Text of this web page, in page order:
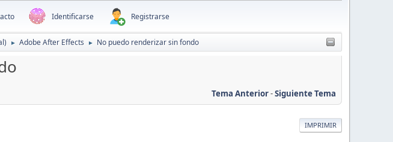
Identificarse Registrarse
► Adobe After Effects ► No puedo renderizar sin fondo
Tema Anterior-Siguiente Tema
IMPRIMIR